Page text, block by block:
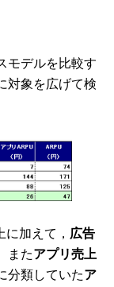
モデルを比較す
対象を広げて検
に加えて， 広告
またアプリ売上
分類していたア